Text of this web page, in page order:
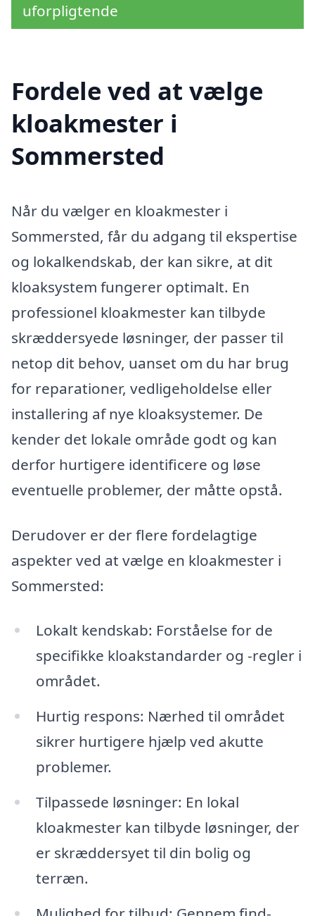
uforpligtende
Fordele ved at vælge
kloakmester i
Sommersted
Når du vælger en kloakmester i
Sommersted, får du adgang til ekspertise
og lokalkendskab, der kan sikre, at dit
kloaksystem fungerer optimalt. En
professionel kloakmester kan tilbyde
skræddersyede løsninger, der passer til
netop dit behov, uanset om du har brug
for reparationer, vedligeholdelse eller
installering af nye kloaksystemer. De
kender det lokale område godt og kan
derfor hurtigere identificere og løse
eventuelle problemer, der måtte opstå.
Derudover er der flere fordelagtige
aspekter ved at vælge en kloakmester i
Sommersted:
Lokalt kendskab: Forståelse for de
specifikke kloakstandarder og -regler i
området.
Hurtig respons: Nærhed til området
sikrer hurtigere hjælp ved akutte
problemer.
Tilpassede løsninger: En lokal
kloakmester kan tilbyde løsninger, der
er skræddersyet til din bolig og
terræn.